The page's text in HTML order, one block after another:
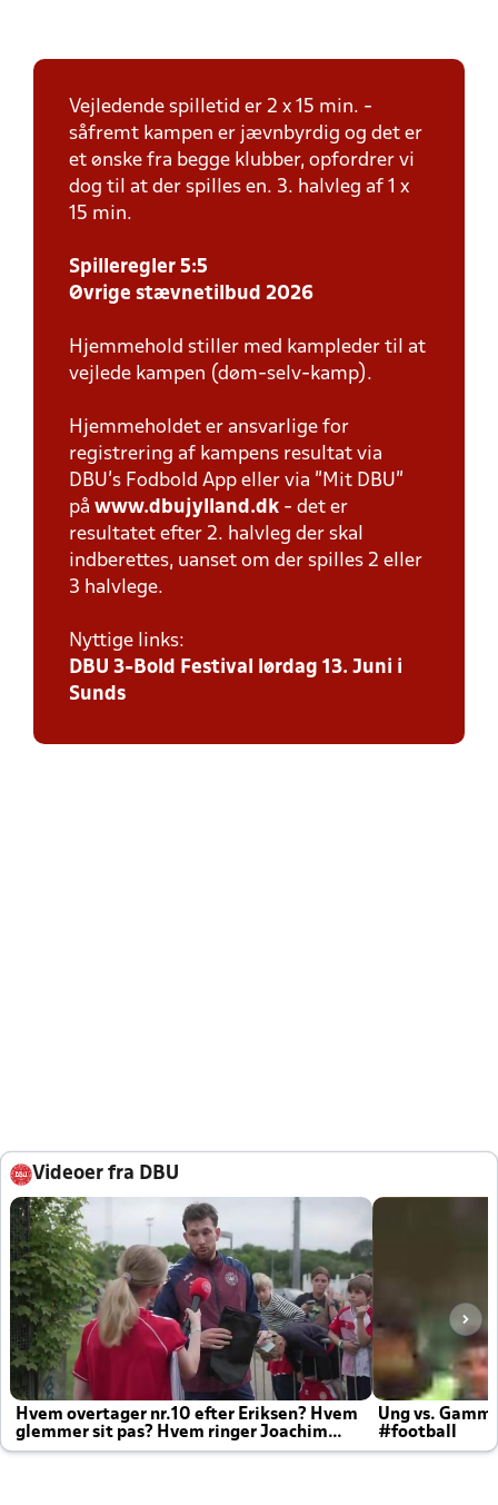
Vejledende spilletid er 2 x 15 min. -
såfremt kampen er jævnbyrdig og det er
et ønske fra begge klubber, opfordrer vi
dog til at der spilles en. 3. halvleg af 1 x
15 min.
Spilleregler 5:5
Øvrige stævnetilbud 2026
Hjemmehold stiller med kampleder til at
vejlede kampen (døm-selv-kamp).
Hjemmeholdet er ansvarlige for
registrering af kampens resultat via
DBU’s Fodbold App eller via ”Mit DBU”
på www.dbujylland.dk - det er
resultatet efter 2. halvleg der skal
indberettes, uanset om der spilles 2 eller
3 halvlege.
Nyttige links:
DBU 3-Bold Festival lørdag 13. Juni i
Sunds
Videoer fra DBU
Hvem overtager nr.10 efter Eriksen? Hvem
glemmer sit pas? Hvem ringer Joachim
altid til efter kampe?
Ung vs.
#football